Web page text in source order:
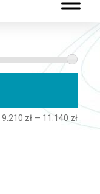
9.210 zł— 11.140 zł